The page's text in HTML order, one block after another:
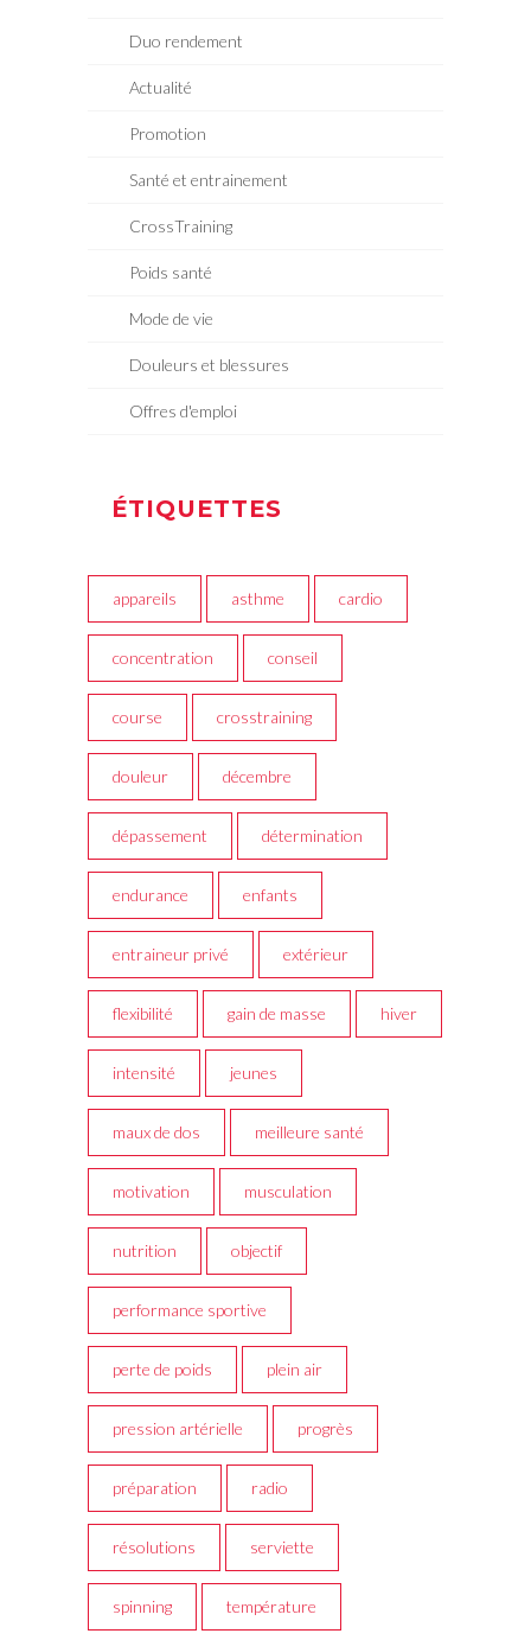
Duo rendement
Actualité
Promotion
Santé et entrainement
CrossTraining
Poids santé
Mode de vie
Douleurs et blessures
Offres d'emploi
ÉTIQUETTES
appareils asthme cardio
concentration conseil
course crosstraining
douleur décembre
dépassement détermination
endurance enfants
entraineur privé extérieur
flexibilité gain de masse hiver
intensité jeunes
maux de dos meilleure santé
motivation musculation
nutrition objectif
performance sportive
perte de poids plein air
pression artérielle progrès
préparation radio
résolutions serviette
spinning température